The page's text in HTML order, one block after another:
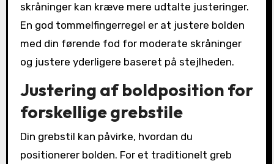
skråninger kan kræve mere udtalte justeringer.
En god tommelfingerregel er at justere bolden
med din førende fod for moderate skråninger
og justere yderligere baseret på stejlheden.
Justering af boldposition for
forskellige grebstile
Din grebstil kan påvirke, hvordan du
positionerer bolden. For et traditionelt greb